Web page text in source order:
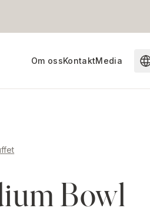
Om ossKontaktMedia
Bowl